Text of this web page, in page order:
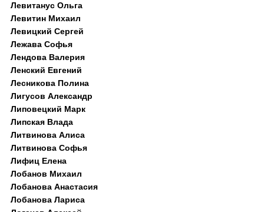
Левитанус Ольга
Левитин Михаил
Левицкий Сергей
Лежава Софья
Лендова Валерия
Ленский Евгений
Лесникова Полина
Лигусов Александр
Липовецкий Марк
Липская Влада
Литвинова Алиса
Литвинова Софья
Лифиц Елена
Лобанов Михаил
Лобанова Анастасия
Лобанова Лариса